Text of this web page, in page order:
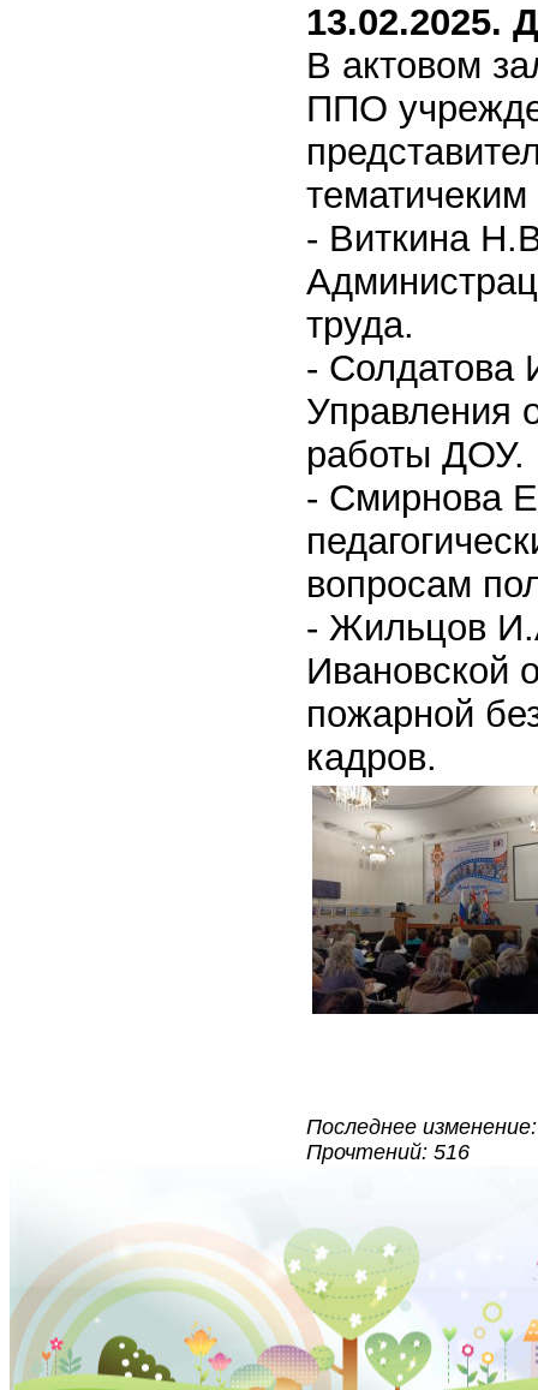
13.02.2025.
В актовом
ППО
- Виткина
труда.
- Солдатова
Управления
работы ДОУ.
- Смирнова
вопросам
- Жильцов
Ивановской
пожарной
кадров.
Последнее
Прочтений: 516